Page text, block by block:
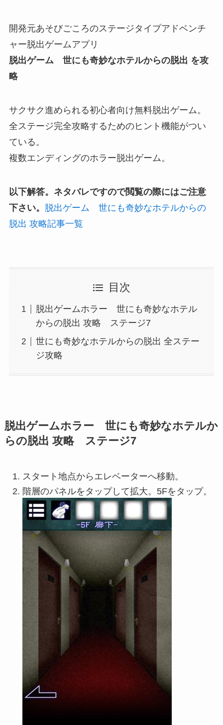
開発元あそびごころのステージタイプアドベンチ
ャー脱出ゲームアプリ
脱出ゲーム 世にも奇妙なホテルからの脱出 を攻
略
サクサク進められる初心者向け無料脱出ゲーム。
全ステージ完全攻略するためのヒント機能がつい
ている。
複数エンディングのホラー脱出ゲーム。
以下解答。ネタバレですので閲覧の際にはご注意
下さい。 脱出ゲーム 世にも奇妙なホテルからの
脱出 攻略記事一覧
目次
脱出ゲームホラー 世にも奇妙なホテル
からの脱出 攻略 ステージ7
世にも奇妙なホテルからの脱出 全ステー
ジ攻略
脱出ゲームホラー 世にも奇妙なホテルか
らの脱出 攻略 ステージ7
スタート地点からエレベーターへ移動。
階層のパネルをタップして拡大。5Fをタップ。